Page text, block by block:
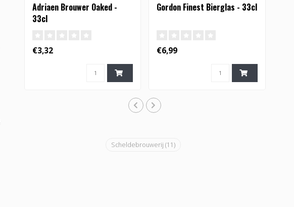
Adriaen Brouwer Oaked -
33cl
€3,32
Gordon Finest Bierglas - 33cl
€6,99
Scheldebrouwerij(11)